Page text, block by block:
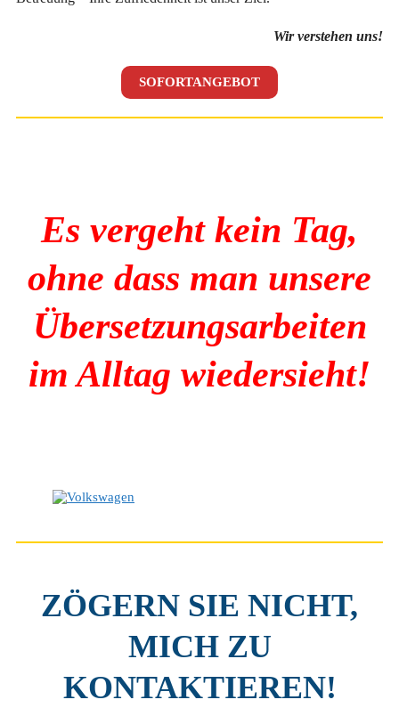
Wir verstehen uns!
SOFORTANGEBOT
Es vergeht kein Tag,
ohne dass man unsere
Übersetzungsarbeiten
im Alltag wiedersieht!
ZÖGERN SIE NICHT,
MICH ZU
KONTAKTIEREN!